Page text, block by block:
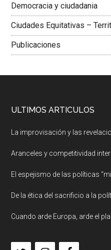
Democracia y ciudadania
Ciudades Equitativas –
Publicaciones
ULTIMOS ARTICULOS
La improvisación y las
Aranceles y competitividad
El espejismo de las políticas
De la ética del sacrificio a la
Cuando arde Europa, arde el